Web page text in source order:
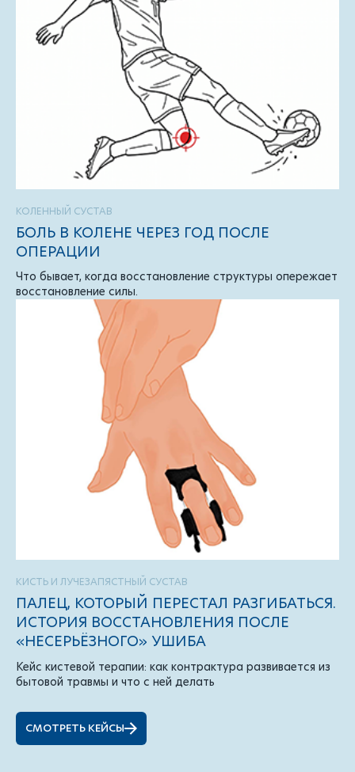
КОЛЕННЫЙ СУСТАВ
БОЛЬ В КОЛЕНЕ ЧЕРЕЗ ГОД ПОСЛЕ
ОПЕРАЦИИ
Что бывает, когда восстановление структуры опережает
восстановление силы.
КИСТЬ И ЛУЧЕЗАПЯСТНЫЙ СУСТАВ
ПАЛЕЦ, КОТОРЫЙ ПЕРЕСТАЛ РАЗГИБАТЬСЯ.
ИСТОРИЯ ВОССТАНОВЛЕНИЯ ПОСЛЕ
«НЕСЕРЬЁЗНОГО» УШИБА
Кейс кистевой терапии: как контрактура развивается из
бытовой травмы и что с ней делать
СМОТРЕТЬ КЕЙСЫ